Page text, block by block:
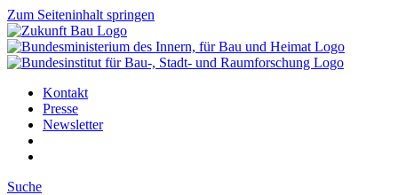
Zum Seiteninhalt springen
Kontakt
Presse
Newsletter
Suche